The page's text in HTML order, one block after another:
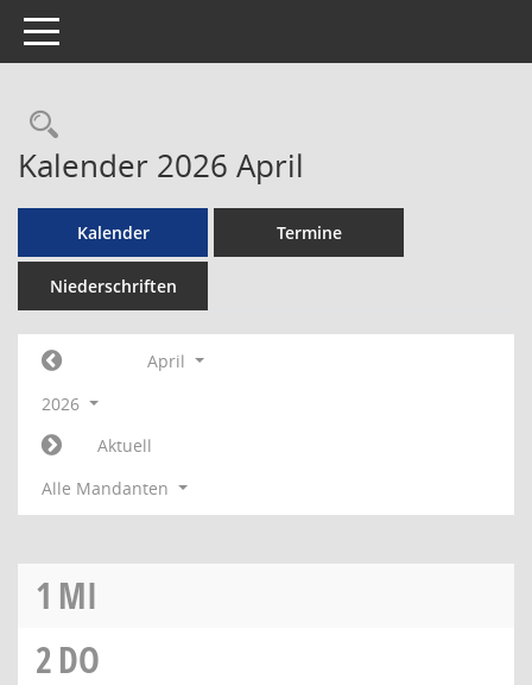
Toggle navigation
Rechercheauswahl
Kalender 2026 April
Kalender Termine
Niederschriften
April
2026
Aktuell
Alle Mandanten
1 MI
2DO